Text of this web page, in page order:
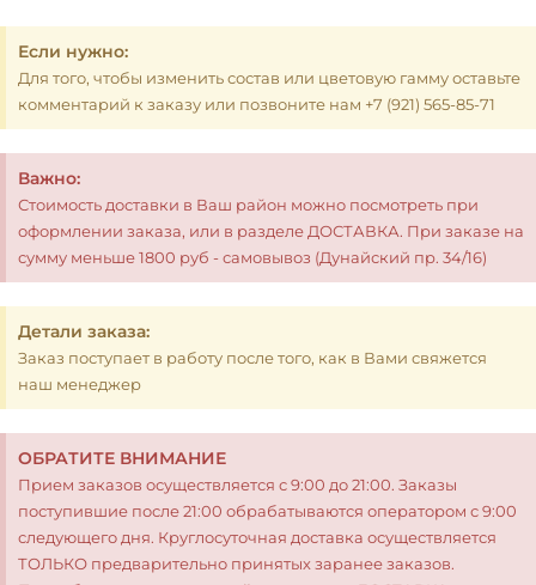
Если нужно:
Для того, чтобы изменить состав или цветовую гамму оставьте
комментарий к заказу или позвоните нам +7 (921) 565-85-71
Важно:
Стоимость доставки в Ваш район можно посмотреть при
оформлении заказа, или в разделе ДОСТАВКА. При заказе на
сумму меньше 1800 руб - самовывоз (Дунайский пр. 34/16)
Детали заказа:
Заказ поступает в работу после того, как в Вами свяжется
наш менеджер
ОБРАТИТЕ ВНИМАНИЕ
Прием заказов осуществляется с 9:00 до 21:00. Заказы
поступившие после 21:00 обрабатываются оператором с 9:00
следующего дня. Круглосуточная доставка осуществляется
ТОЛЬКО предварительно принятых заранее заказов.